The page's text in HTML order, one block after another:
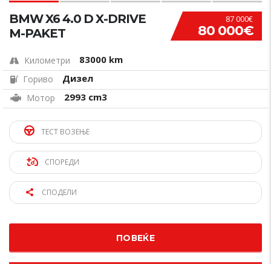
87 000€
80 000€
BMW X6 4.0 D X-DRIVE
M-PAKET
Километри 83000 km
Гориво Дизел
Мотор 2993 cm3
ТЕСТ ВОЗЕЊЕ
СПОРЕДИ
СПОДЕЛИ
ПОВЕЌЕ